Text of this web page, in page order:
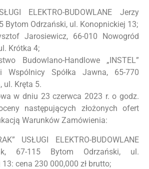
ELEKTRO-BUDOWLANE Jerzy
Bytom Odrzański, ul. Konopnickiej 13;
Jarosiewicz, 66-010 Nowogród
Krótka 4;
Budowlano-Handlowe „INSTEL”
Wspólnicy Spółka Jawna, 65-770
ul. Kręta 5.
w dniu 23 czerwca 2023 r. o godz.
następujących złożonych ofert
Warunków Zamówienia:
USŁUGI ELEKTRO-BUDOWLANE
67-115 Bytom Odrzański, ul.
cena 230 000,000 zł brutto;